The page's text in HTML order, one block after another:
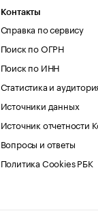
Контакты
Справка по сервису
Поиск по ОГРН
Поиск по ИНН
Статистика и
Источники данных
Источник отчетности
Вопросы и ответы
Политика Cookies РБК